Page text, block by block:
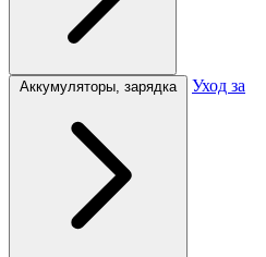
Аккумуляторы, зарядка Уход за